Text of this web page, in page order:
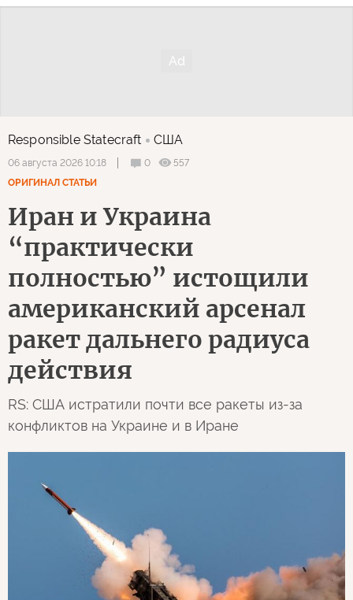
Responsible Statecraft США
06 августа 2026 10:18 0
557
ОРИГИНАЛ СТАТЬИ
Иран и Украина
“практически
полностью” истощили
американский арсенал
ракет дальнего радиуса
действия
RS: США истратили почти все ракеты из-за
конфликтов на Украине и в Иране